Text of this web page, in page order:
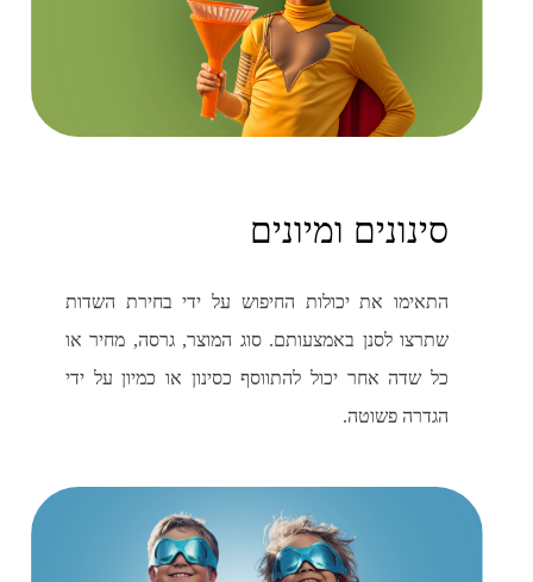
סינונים ומיונים
התאימו את יכולות החיפוש על ידי בחירת השדות
שתרצו לסנן באמצעותם. סוג המוצר, גרסה, מחיר או
כל שדה אחר יכול להתווסף כסינון או כמיון על ידי
הגדרה פשוטה.